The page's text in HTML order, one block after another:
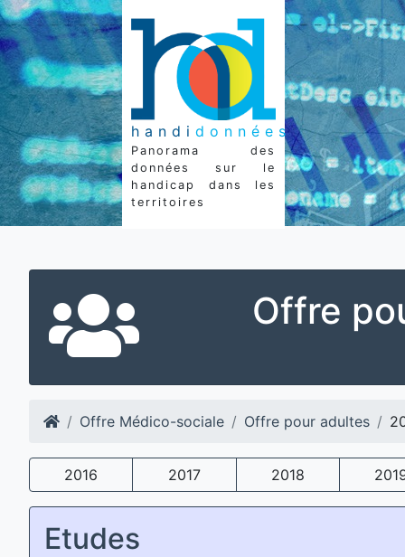
handi données
Panorama des
données sur le
handicap dans les
territoires
Offre
Offre Médico-sociale Offre pour adultes
2016 2017 2018
Etudes